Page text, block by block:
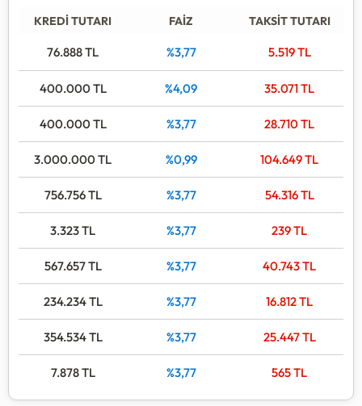
KREDİ TUTARI FAİZ TAKSİT TUTARI
76.888TL %3,77 5.519TL
400.000TL %4,09 35.071TL
400.000TL %3,77 28.710TL
3.000.000TL %0,99 104.649TL
756.756TL %3,77 54.316TL
3.323TL %3,77 239TL
567.657TL %3,77 40.743TL
234.234TL %3,77 16.812TL
354.534TL %3,77 25.447TL
7.878TL %3,77 565TL